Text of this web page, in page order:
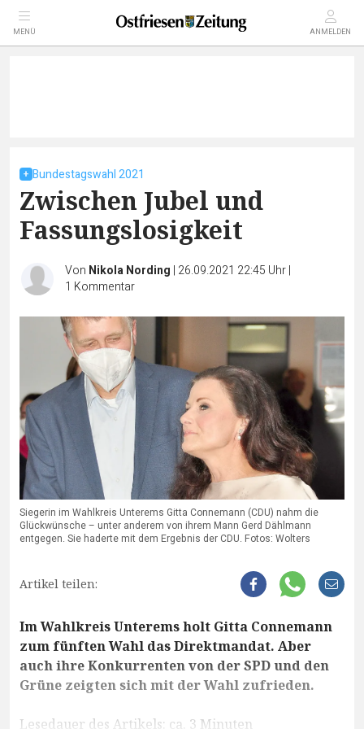
MENÜ ANMELDEN
Bundestagswahl 2021
Zwischen Jubel und
Fassungslosigkeit
Von Nikola Nording | 26.09.2021 22:45 Uhr|
1 Kommentar
Siegerin im Wahlkreis Unterems Gitta Connemann (CDU) nahm die
Glückwünsche – unter anderem von ihrem Mann Gerd Dählmann
entgegen. Sie haderte mit dem Ergebnis der CDU. Fotos: Wolters
Artikel teilen:
Im Wahlkreis Unterems holt Gitta Connemann
zum fünften Wahl das Direktmandat. Aber
auch ihre Konkurrenten von der SPD und den
Grüne zeigten sich mit der Wahl zufrieden.
Lesedauer des Artikels: ca. 3 Minuten